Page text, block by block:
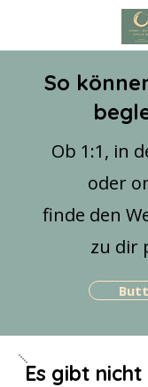
So
Ob 1:1, in
oder
finde den
zu dir
Es gibt